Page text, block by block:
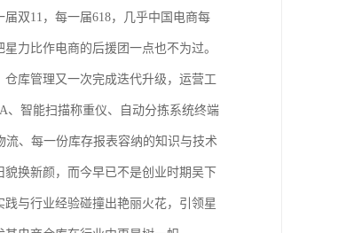
双11，每一届618，几乎中国电商每
力比作电商的后援团一点也不为过。
库管理又一次完成迭代升级，运营工
、智能扫描称重仪、自动分拣系统终端
、每一份库存报表容纳的知识与技术
换新颜，而今早已不是创业时期吴下
与行业经验碰撞出艳丽火花，引领星